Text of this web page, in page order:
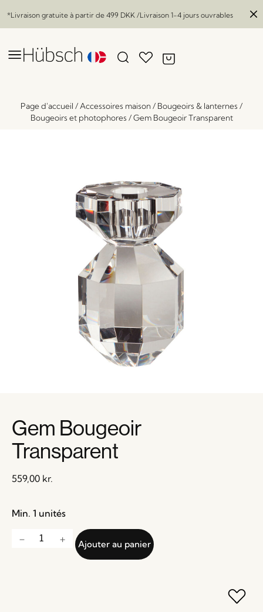
*Livraison gratuite à partir de 499 DKK /Livraison 1-4 jours ouvrables
Page d'accueil / Accessoires maison/ Bougeoirs & lanternes /
Bougeoirs et photophores /Gem Bougeoir Transparent
Gem Bougeoir
Transparent
559,00 kr.
Min. 1 unités
Ajouter au panier